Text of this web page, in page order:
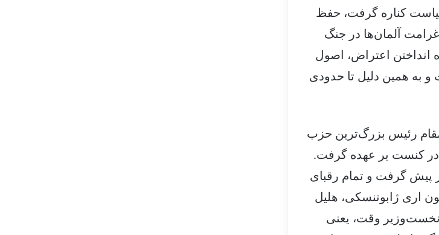
از سیاست کناره گرفت، حفظ
غرامت آلمان‌ها در جنگ
انداختن اعتراض، اصول
و به همین دلیل تا حدودی
که بگذریم مناخیم بگین در سال 1955م در مقام رئیس بزرگ‌ترین حزب
کنست بر عهده گرفت.
پیش گرفت و تمام رقبای
اری ژابوتنسکی، هلیل
نخست‌وزیر وقت، یعنی